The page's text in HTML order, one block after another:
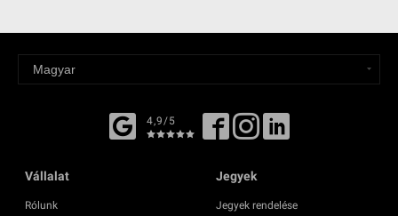
4,9/5
Vállalat
Rólunk
Jegyek
Jegyek rendelése